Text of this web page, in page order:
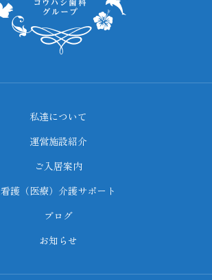
私達について
運営施設紹介
ご入居案内
看護（医療）介護サポート
ブログ
お知らせ